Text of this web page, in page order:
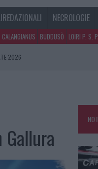
NECROLOGIE
CALANGIANUS BUDDUSÒ LOIRI P. S.
2026